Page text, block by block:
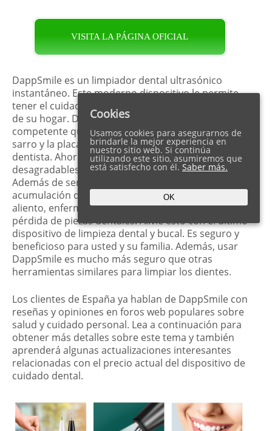
VISITA LA PÁGINA OFICIAL
DappSmile es un limpiador dental ultrasónico
instantáneo. Este moderno dispositivo le permite
tener el cuidado dental necesario en la comodidad
de su hogar. DappSmile es un limpiador dental
competente que limpia eficazmente los dientes del
sarro y la placa sin necesidad de visitar a su
dentista. Ahorrará fondos y sensaciones
desagradables con la ayuda de este producto.
Además de ser un problema estético, la
acumulación de sarro en la boca puede causar mal
aliento, enfermedades bucodentales e incluso la
pérdida de piezas dentales. Alivie esto con el último
dispositivo de limpieza dental y bucal. Es seguro y
beneficioso para usted y su familia. Además, usar
DappSmile es mucho más seguro que otras
herramientas similares para limpiar los dientes.
Los clientes de España ya hablan de DappSmile con
reseñas y opiniones en foros web populares sobre
salud y cuidado personal. Lea a continuación para
obtener más detalles sobre este tema y también
aprenderá algunas actualizaciones interesantes
relacionadas con el precio actual del dispositivo de
cuidado dental.
Cookies
Usamos cookies para asegurarnos de
brindarle la mejor experiencia en
nuestro sitio web. Si continúa
utilizando este sitio, asumiremos que
está satisfecho con él. Saber más.
OK